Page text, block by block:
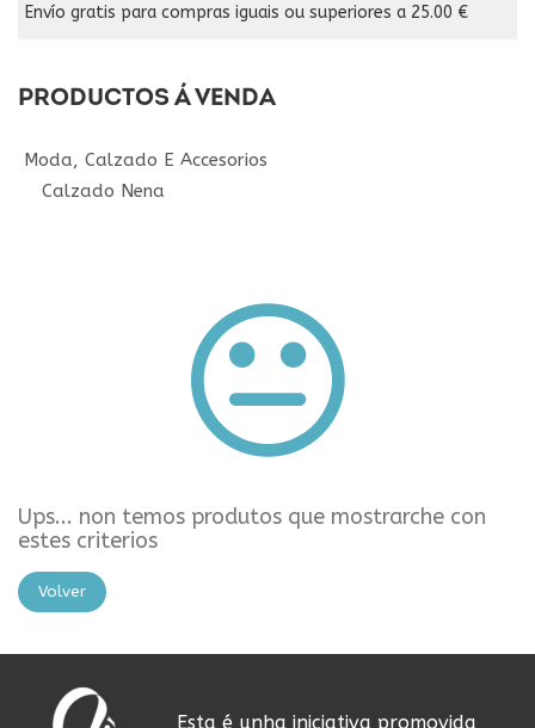
Envío gratis para compras iguais ou superiores a 25.00 €
PRODUCTOS Á VENDA
Moda, Calzado E Accesorios
Calzado Nena
Ups... non temos produtos que mostrarche con
estes criterios
Volver
Esta é unha iniciativa promovida